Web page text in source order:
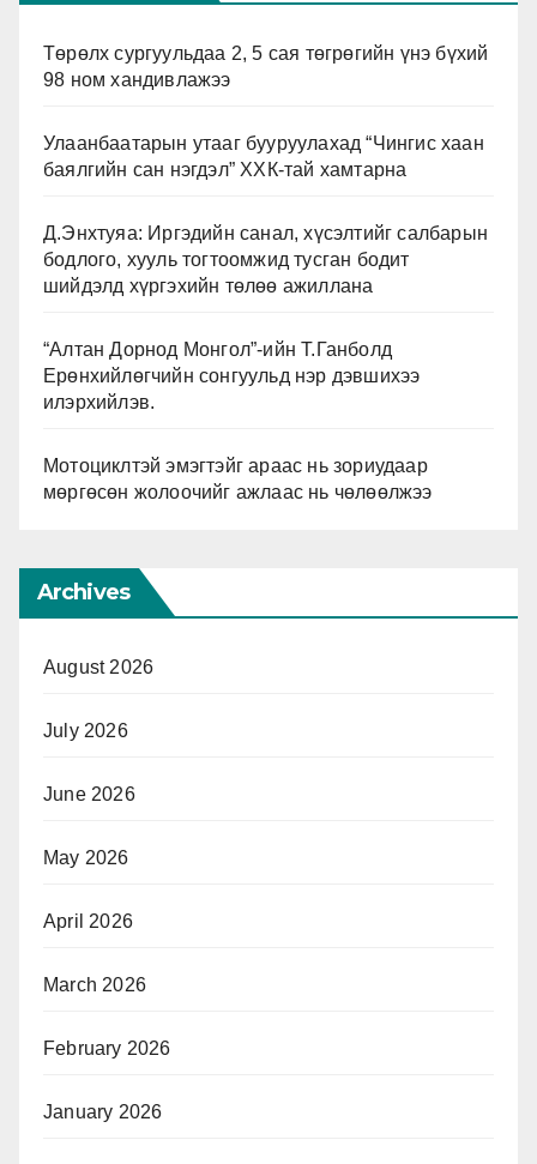
Төрөлх сургуульдаа 2, 5 сая төгрөгийн үнэ бүхий
98 ном хандивлажээ
Улаанбаатарын утааг бууруулахад “Чингис хаан
баялгийн сан нэгдэл” ХХК-тай хамтарна
Д.Энхтуяа: Иргэдийн санал, хүсэлтийг салбарын
бодлого, хууль тогтоомжид тусган бодит
шийдэлд хүргэхийн төлөө ажиллана
“Алтан Дорнод Монгол”-ийн Т.Ганболд
Ерөнхийлөгчийн сонгуульд нэр дэвшихээ
илэрхийлэв.
Мотоциклтэй эмэгтэйг араас нь зориудаар
мөргөсөн жолоочийг ажлаас нь чөлөөлжээ
Archives
August 2026
July 2026
June 2026
May 2026
April 2026
March 2026
February 2026
January 2026